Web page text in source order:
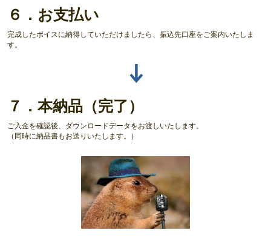
６．お支払い
完成したボイスに納得していただけましたら、振込先口座をご案内いたしま
す。
↓
７．本納品（完了）
ご入金を確認後、ダウンロードデータをお渡しいたします。
（同時に納品書もお送りいたします。）